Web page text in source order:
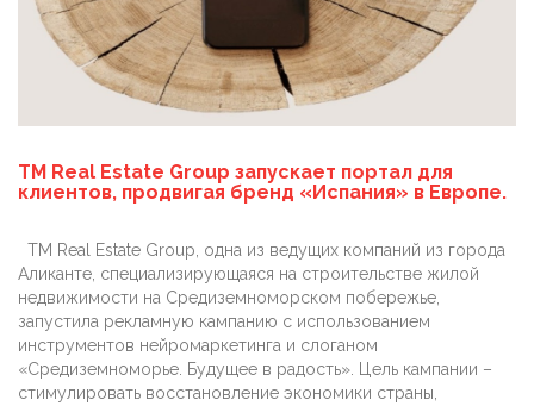
TM Real Estate Group запускает портал для
клиентов, продвигая бренд «Испания» в Европе.
TM Real Estate Group, одна из ведущих компаний из города
Аликанте, специализирующаяся на строительстве жилой
недвижимости на Средиземноморском побережье,
запустила рекламную кампанию с использованием
инструментов нейромаркетинга и слоганом
«Средиземноморье. Будущее в радость». Цель кампании –
стимулировать восстановление экономики страны,